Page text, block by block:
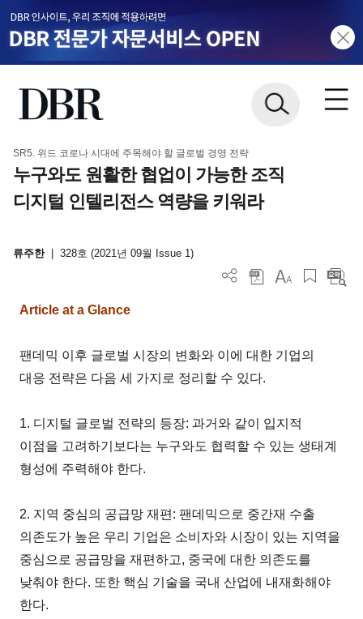
SR5. 위드 코로나 시대에 주목해야 할 글로벌 경영 전략
누구와도 원활한 협업이 가능한 조직
디지털 인텔리전스 역량을 키워라
류주한 328호 (2021년 09월 Issue 1)
Article at a Glance
팬데믹 이후 글로벌 시장의 변화와 이에 대한 기업의
대응 전략은 다음 세 가지로 정리할 수 있다.
1. 디지털 글로벌 전략의 등장: 과거와 같이 입지적
이점을 고려하기보다는 누구와도 협력할 수 있는 생태계
형성에 주력해야 한다.
2. 지역 중심의 공급망 재편: 팬데믹으로 중간재 수출
의존도가 높은 우리 기업은 소비자와 시장이 있는 지역을
중심으로 공급망을 재편하고, 중국에 대한 의존도를
낮춰야 한다. 또한 핵심 기술을 국내 산업에 내재화해야
한다.